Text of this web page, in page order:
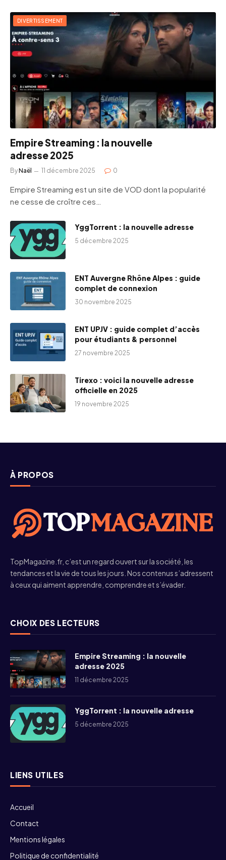
DIVERTISSEMENT
Empire Streaming : la nouvelle
adresse 2025
ByNaël 11 décembre 2025 0
Empire Streaming est un site de VOD dont la popularité
ne cesse de croître ces…
YggTorrent : la nouvelle adresse
5 décembre 2025
ENT Auvergne Rhône Alpes : guide
complet de connexion
30 novembre 2025
ENT UPJV : guide complet d’accès
pour étudiants & personnel
27 novembre 2025
Tirexo : voici la nouvelle adresse
officielle en 2025
19 novembre 2025
À PROPOS
TopMagazine.fr, c’est un regard ouvert sur la société, les
tendances et la vie de tous les jours. Nos contenus s’adressent
à ceux qui aiment apprendre, comprendre et s’évader.
CHOIX DES LECTEURS
Empire Streaming : la nouvelle
adresse 2025
11 décembre 2025
YggTorrent : la nouvelle adresse
5 décembre 2025
LIENS UTILES
Accueil
Contact
Mentions légales
Politique de confidentialité